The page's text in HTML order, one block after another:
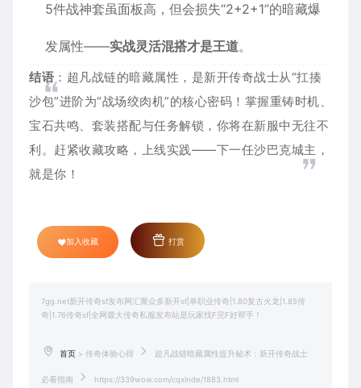
5件战神套虽面板高，但会损失“2+2+1”的暗藏爆
发属性——实战灵活混搭才是王道。
结语 ：超凡战链的暗藏属性，是新开传奇战士从“扛揍
沙包”进阶为“战场绞肉机”的核心密码！掌握重铸时机、
宝石共鸣、套装搭配与任务解锁，你将在新服中无往不
利。赶紧收藏攻略，上线实践——下一任沙巴克城主，
就是你！
加入收藏 打赏
7gg.net新开传奇sf发布网汇聚众多新开sf|单职业传奇|1.80复古火龙|1.85传
奇|1.76传奇sf|全网最大传奇私服发布站是玩家找F完F好帮手！
首页 > 传奇体验心得 超凡战链暗藏属性提升秘术：新开传奇战士
必看指南 https://339wow.com/cqxinde/1883.html